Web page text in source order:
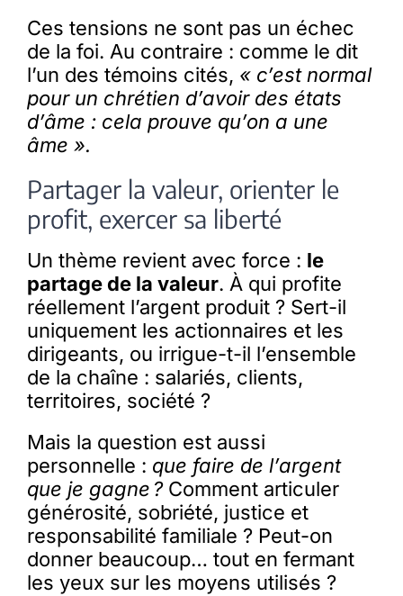
Ces tensions ne sont pas un échec
de la foi. Au contraire : comme le dit
l’un des témoins cités, « c’est normal
pour un chrétien d’avoir des états
d’âme : cela prouve qu’on a une
âme ».
Partager la valeur, orienter le
profit, exercer sa liberté
Un thème revient avec force : le
partage de la valeur. À qui profite
réellement l’argent produit ? Sert-il
uniquement les actionnaires et les
dirigeants, ou irrigue-t-il l’ensemble
de la chaîne : salariés, clients,
territoires, société ?
Mais la question est aussi
personnelle : que faire de l’argent
que je gagne ?Comment articuler
générosité, sobriété, justice et
responsabilité familiale ? Peut-on
donner beaucoup… tout en fermant
les yeux sur les moyens utilisés ?